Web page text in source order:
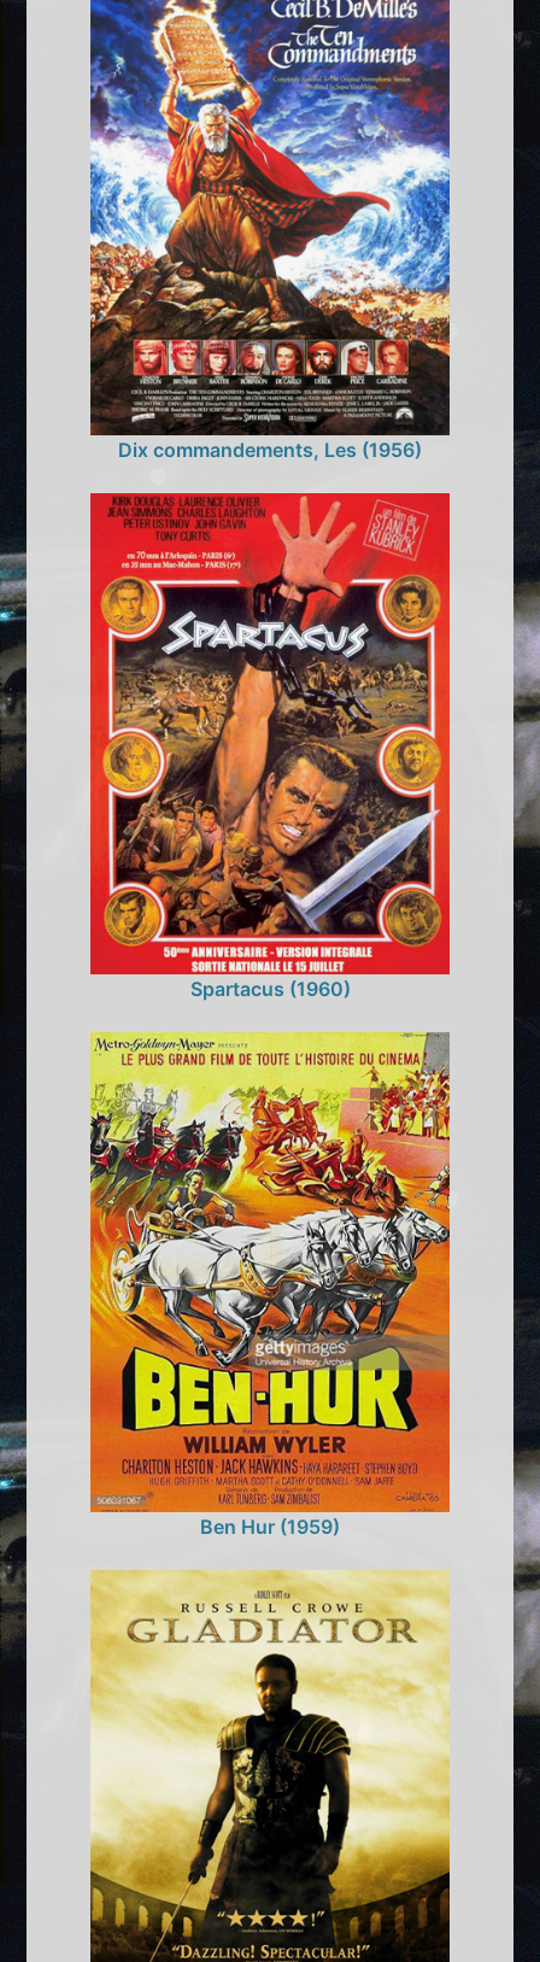
Dix commandements, Les (1956)
Spartacus (1960)
Ben Hur (1959)